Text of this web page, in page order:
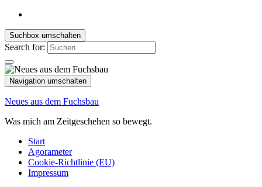
Suchbox umschalten
Search for:
Navigation umschalten
Neues aus dem Fuchsbau
Was mich am Zeitgeschehen so bewegt.
Start
Agorameter
Cookie-Richtlinie (EU)
Impressum